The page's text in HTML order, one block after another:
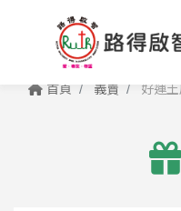
首頁 義賣 好運